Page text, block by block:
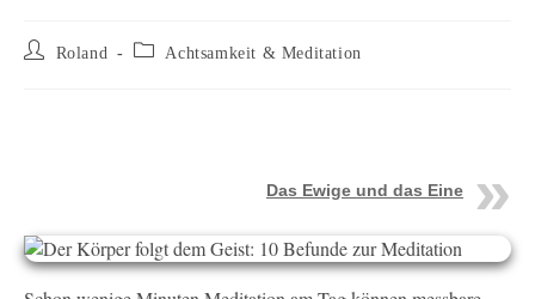
Beitrags-
Roland
Beitrags-Achtsamkeit & Meditation
Das Ewige und das Eine